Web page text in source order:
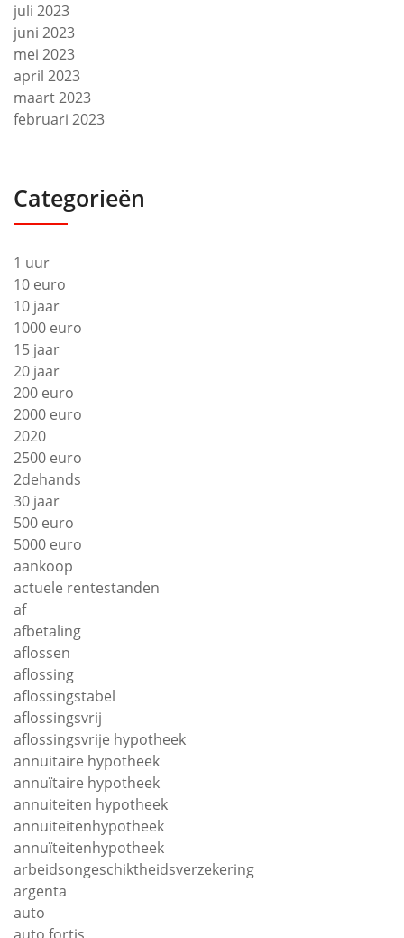
juli 2023
juni 2023
mei 2023
april 2023
maart 2023
februari 2023
Categorieën
1 uur
10 euro
10 jaar
1000 euro
15 jaar
20 jaar
200 euro
2000 euro
2020
2500 euro
2dehands
30 jaar
500 euro
5000 euro
aankoop
actuele rentestanden
af
afbetaling
aflossen
aflossing
aflossingstabel
aflossingsvrij
aflossingsvrije hypotheek
annuitaire hypotheek
annuïtaire hypotheek
annuiteiten hypotheek
annuiteitenhypotheek
annuïteitenhypotheek
arbeidsongeschiktheidsverzekering
argenta
auto